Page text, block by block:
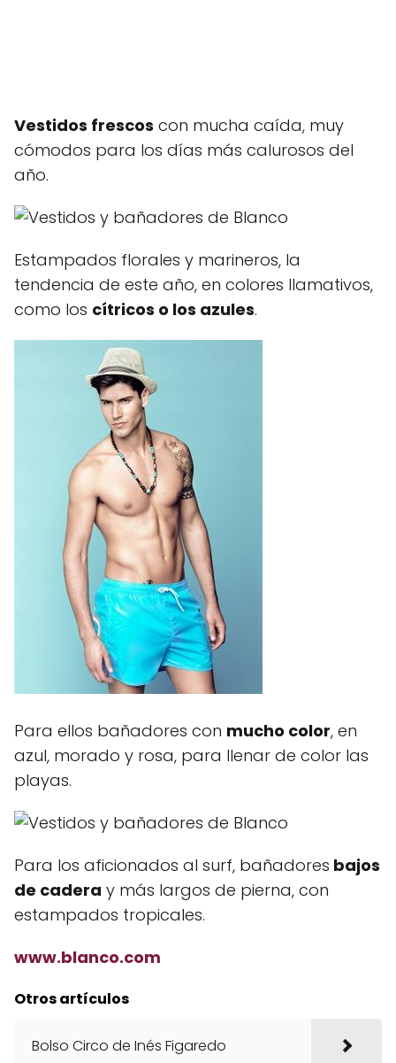
Vestidos frescos con mucha caída, muy
cómodos para los días más calurosos del
año.
Estampados florales y marineros, la
tendencia de este año, en colores llamativos,
como los cítricos o los azules.
Para ellos bañadores con mucho color, en
azul, morado y rosa, para llenar de color las
playas.
Para los aficionados al surf, bañadores bajos
de cadera y más largos de pierna, con
estampados tropicales.
www.blanco.com
Otros artículos
Bolso Circo de Inés Figaredo